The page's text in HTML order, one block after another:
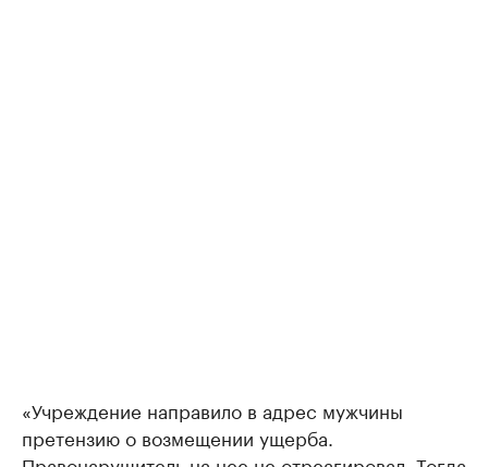
«Учреждение направило в адрес мужчины
претензию о возмещении ущерба.